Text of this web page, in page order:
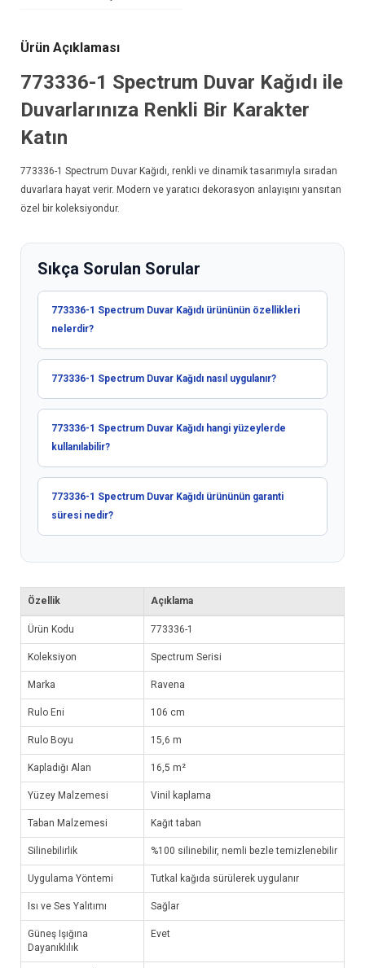
Ürün Açıklaması
773336-1 Spectrum Duvar Kağıdı ile
Duvarlarınıza Renkli Bir Karakter
Katın
773336-1 Spectrum Duvar Kağıdı , renkli ve dinamik tasarımıyla sıradan
duvarlara hayat verir. Modern ve yaratıcı dekorasyon anlayışını yansıtan
özel bir koleksiyondur.
Sıkça Sorulan Sorular
773336-1 Spectrum Duvar Kağıdı ürününün özellikleri
nelerdir?
773336-1 Spectrum Duvar Kağıdı nasıl uygulanır?
773336-1 Spectrum Duvar Kağıdı hangi yüzeylerde
kullanılabilir?
773336-1 Spectrum Duvar Kağıdı ürününün garanti
süresi nedir?
Özellik Açıklama
Ürün Kodu 773336-1
Koleksiyon Spectrum Serisi
Marka Ravena
Rulo Eni 106 cm
Rulo Boyu 15,6 m
Kapladığı Alan 16,5 m²
Yüzey Malzemesi Vinil kaplama
Taban Malzemesi Kağıt taban
Silinebilirlik %100 silinebilir, nemli bezle temizlenebilir
Uygulama Yöntemi Tutkal kağıda sürülerek uygulanır
Isı ve Ses Yalıtımı Sağlar
Güneş Işığına
Dayanıklılık
Evet